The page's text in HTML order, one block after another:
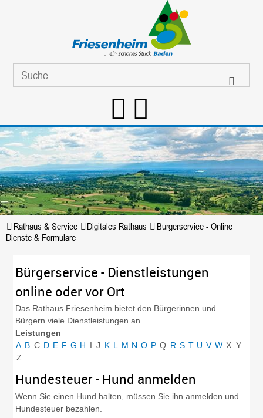
Rathaus & Service Digitales Rathaus
Bürgerservice - Online
Dienste & Formulare
Bürgerservice - Dienstleistungen
online oder vor Ort
Das Rathaus Friesenheim bietet den Bürgerinnen und
Bürgern viele Dienstleistungen an.
Leistungen
A B C D E F G H I J K L M N O P Q R S T U V W X Y
Z
Hundesteuer - Hund anmelden
Wenn Sie einen Hund halten, müssen Sie ihn anmelden und
Hundesteuer bezahlen.